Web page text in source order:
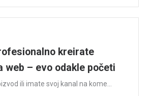
kreirate
web – evo odakle početi
ili imate svoj kanal na kome...